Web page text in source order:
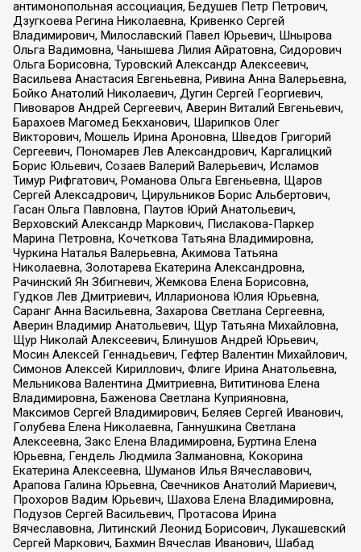
антимонопольная ассоциация, Бедушев Петр Петрович,
Дзугкоева Регина Николаевна, Кривенко Сергей
Владимирович, Милославский Павел Юрьевич, Шнырова
Ольга Вадимовна, Чанышева Лилия Айратовна, Сидорович
Ольга Борисовна, Туровский Александр Алексеевич,
Васильева Анастасия Евгеньевна, Ривина Анна Валерьевна,
Бойко Анатолий Николаевич, Дугин Сергей Георгиевич,
Пивоваров Андрей Сергеевич, Аверин Виталий Евгеньевич,
Барахоев Магомед Бекханович, Шарипков Олег
Викторович, Мошель Ирина Ароновна, Шведов Григорий
Сергеевич, Пономарев Лев Александрович, Каргалицкий
Борис Юльевич, Созаев Валерий Валерьевич, Исламов
Тимур Рифгатович, Романова Ольга Евгеньевна, Щаров
Сергей Алексадрович, Цирульников Борис Альбертович,
Гасан Ольга Павловна, Паутов Юрий Анатольевич,
Верховский Александр Маркович, Пислакова-Паркер
Марина Петровна, Кочеткова Татьяна Владимировна,
Чуркина Наталья Валерьевна, Акимова Татьяна
Николаевна, Золотарева Екатерина Александровна,
Рачинский Ян Збигневич, Жемкова Елена Борисовна,
Гудков Лев Дмитриевич, Илларионова Юлия Юрьевна,
Саранг Анна Васильевна, Захарова Светлана Сергеевна,
Аверин Владимир Анатольевич, Щур Татьяна Михайловна,
Щур Николай Алексеевич, Блинушов Андрей Юрьевич,
Мосин Алексей Геннадьевич, Гефтер Валентин Михайлович,
Симонов Алексей Кириллович, Флиге Ирина Анатольевна,
Мельникова Валентина Дмитриевна, Вититинова Елена
Владимировна, Баженова Светлана Куприяновна,
Максимов Сергей Владимирович, Беляев Сергей Иванович,
Голубева Елена Николаевна, Ганнушкина Светлана
Алексеевна, Закс Елена Владимировна, Буртина Елена
Юрьевна, Гендель Людмила Залмановна, Кокорина
Екатерина Алексеевна, Шуманов Илья Вячеславович,
Арапова Галина Юрьевна, Свечников Анатолий Мариевич,
Прохоров Вадим Юрьевич, Шахова Елена Владимировна,
Подузов Сергей Васильевич, Протасова Ирина
Вячеславовна, Литинский Леонид Борисович, Лукашевский
Сергей Маркович, Бахмин Вячеслав Иванович, Шабад